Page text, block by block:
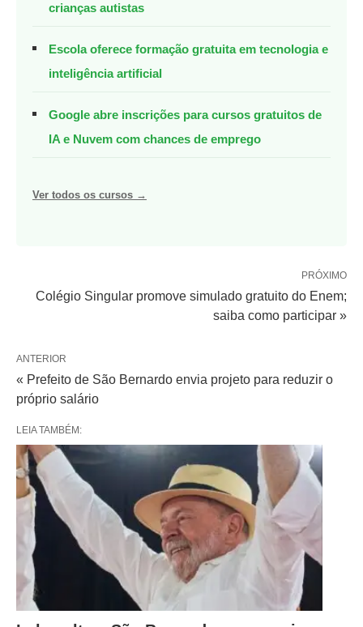
crianças autistas
Escola oferece formação gratuita em tecnologia e
inteligência artificial
Google abre inscrições para cursos gratuitos de
IA e Nuvem com chances de emprego
Ver todos os cursos →
PRÓXIMO
Colégio Singular promove simulado gratuito do Enem;
saiba como participar »
ANTERIOR
« Prefeito de São Bernardo envia projeto para reduzir o
próprio salário
LEIA TAMBÉM: